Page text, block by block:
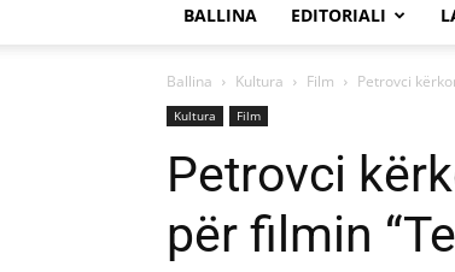
BALLINA EDITORIALI
Ballina Kultura Film Petrovci
Kultura Film
Petrovci
për filmin